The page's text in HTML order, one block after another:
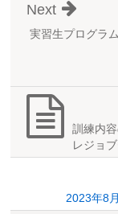
実習生プログラ
Next
訓練内
レジョ
2023年8